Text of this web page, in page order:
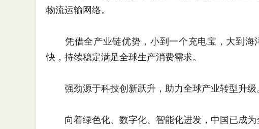
物流运输网络。
凭借全产业链优势，小到一个充电宝，大到海
快，持续稳定满足全球生产消费需求。
强劲源于科技创新跃升，助力全球产业转型升级
向着绿色化、数字化、智能化进发，中国已成为